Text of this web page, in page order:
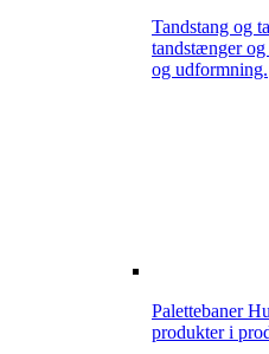
Tandstang og
tandstænger
og udformning.
Palettebaner
produkter i